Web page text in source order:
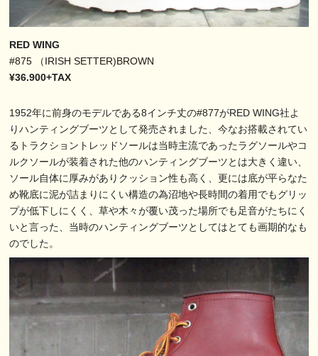
RED WING
#875 （IRISH SETTER)BROWN
¥36.900+TAX
1952年に前身のモデルである8インチ丈の#877がRED WING社よ
りハンティングブーツとして発売されました、今なお搭載されてい
るトラクショントレッドソールは当時主流であったラグソールやコ
ルクソールが装着された他のハンティングブーツとは大きく違い、
ソール自体に厚みがありクッション性も高く、更には底が平らなた
め靴底に泥が詰まりにくい構造の為沼地や長時間の着用でもグリッ
プが低下しにくく、草や木々が覆い茂った場所でも足音がたちにく
いと言った、当時のハンティングブーツとしてはとても画期的なも
のでした。